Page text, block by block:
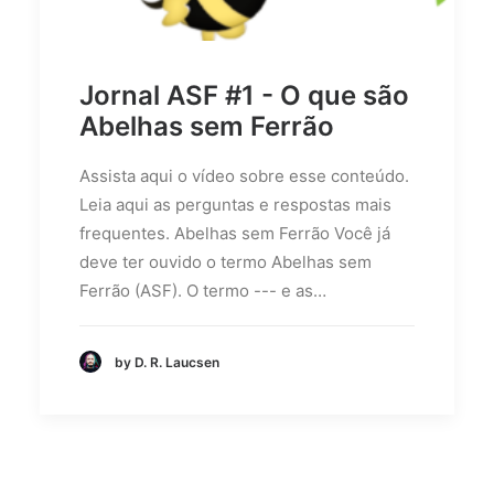
Jornal ASF #1 - O que são
Abelhas sem Ferrão
Assista aqui o vídeo sobre esse conteúdo.
Leia aqui as perguntas e respostas mais
frequentes. Abelhas sem Ferrão Você já
deve ter ouvido o termo Abelhas sem
Ferrão (ASF). O termo --- e as…
by D. R. Laucsen